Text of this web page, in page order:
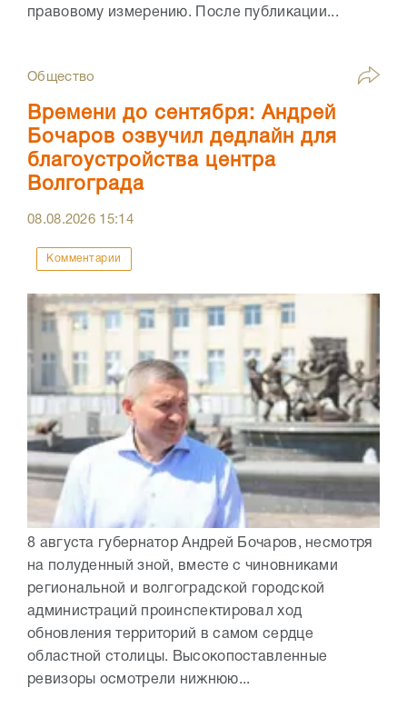
правовому измерению. После публикации...
Общество
Времени до сентября: Андрей
Бочаров озвучил дедлайн для
благоустройства центра
Волгограда
08.08.2026 15:14
Комментарии
8 августа губернатор Андрей Бочаров, несмотря
на полуденный зной, вместе с чиновниками
региональной и волгоградской городской
администраций проинспектировал ход
обновления территорий в самом сердце
областной столицы. Высокопоставленные
ревизоры осмотрели нижнюю...